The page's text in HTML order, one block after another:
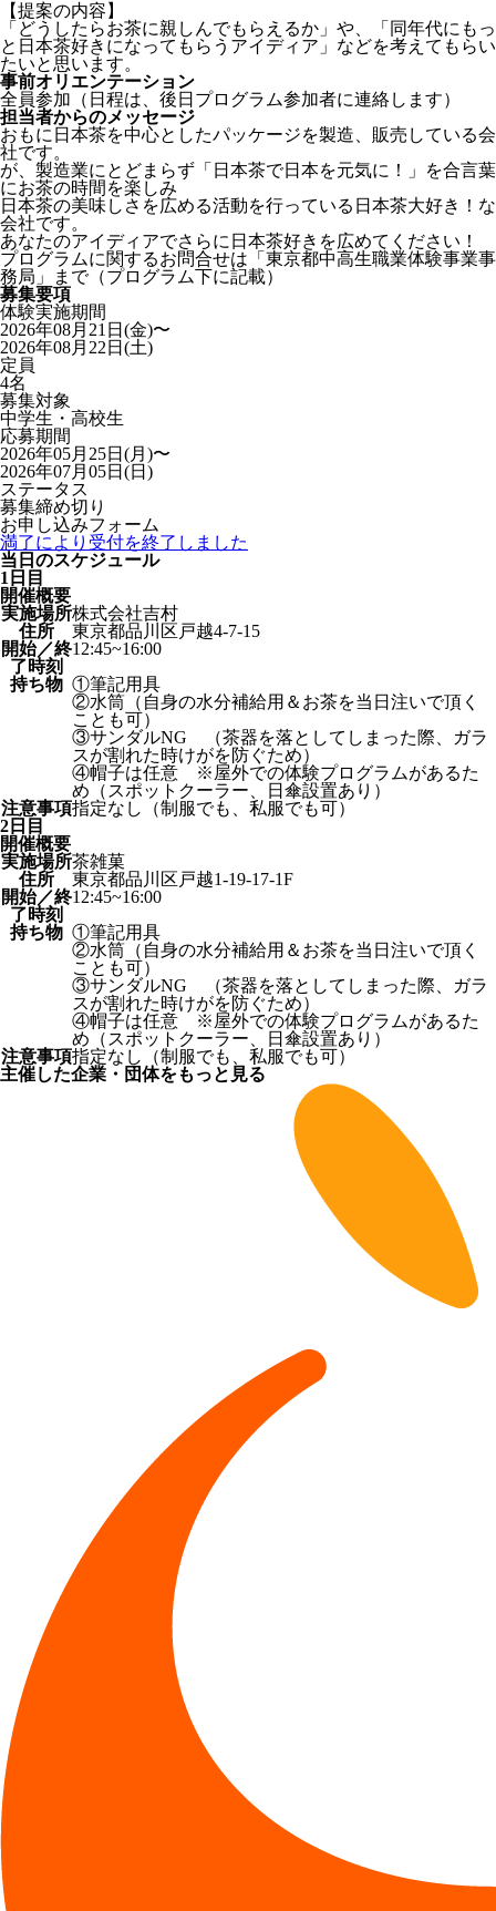
【提案の内容】
「どうしたらお茶に親しんでもらえるか」や、「同年代にもっ
と日本茶好きになってもらうアイディア」などを考えてもらい
たいと思います。
事前オリエンテーション
全員参加（日程は、後日プログラム参加者に連絡します）
担当者からのメッセージ
おもに日本茶を中心としたパッケージを製造、販売している会
社です。
が、製造業にとどまらず「日本茶で日本を元気に！」を合言葉
にお茶の時間を楽しみ
日本茶の美味しさを広める活動を行っている日本茶大好き！な
会社です。
あなたのアイディアでさらに日本茶好きを広めてください！
プログラムに関するお問合せは「東京都中高生職業体験事業事
務局」まで（プログラム下に記載）
募集要項
体験実施期間
2026年08月21日(金)〜
2026年08月22日(土)
定員
4名
募集対象
中学生・高校生
応募期間
2026年05月25日(月)〜
2026年07月05日(日)
ステータス
募集締め切り
お申し込みフォーム
満了により受付を終了しました
当日のスケジュール
1日目
開催概要
実施場所株式会社吉村
住所
東京都品川区戸越4‐7‐15
開始／終
了時刻
12:45~16:00
持ち物 ①筆記用具
②水筒（自身の水分補給用＆お茶を当日注いで頂く
ことも可）
③サンダルNG （茶器を落としてしまった際、ガラ
スが割れた時けがを防ぐため）
④帽子は任意 ※屋外での体験プログラムがあるた
め（スポットクーラー、日傘設置あり）
注意事項指定なし（制服でも、私服でも可）
2日目
開催概要
実施場所茶雑菓
住所
東京都品川区戸越1‐19‐17‐1F
開始／終
了時刻
12:45~16:00
持ち物 ①筆記用具
②水筒（自身の水分補給用＆お茶を当日注いで頂く
ことも可）
③サンダルNG （茶器を落としてしまった際、ガラ
スが割れた時けがを防ぐため）
④帽子は任意 ※屋外での体験プログラムがあるた
め（スポットクーラー、日傘設置あり）
注意事項指定なし（制服でも、私服でも可）
主催した企業・団体をもっと見る